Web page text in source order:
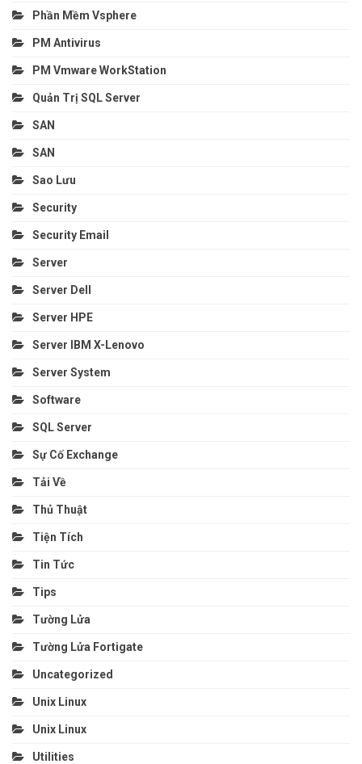
Phần Mềm Vsphere
PM Antivirus
PM Vmware WorkStation
Quản Trị SQL Server
SAN
SAN
Sao Lưu
Security
Security Email
Server
Server Dell
Server HPE
Server IBM X-Lenovo
Server System
Software
SQL Server
Sự Cố Exchange
Tải Về
Thủ Thuật
Tiện Tích
Tin Tức
Tips
Tường Lửa
Tường Lửa Fortigate
Uncategorized
Unix Linux
Unix Linux
Utilities